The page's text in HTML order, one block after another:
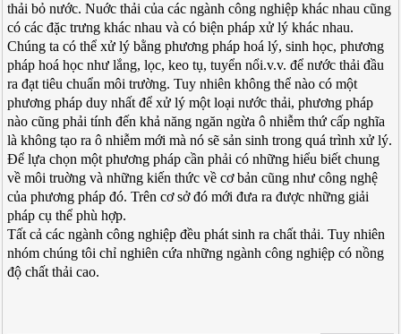
thải bỏ nước. Nuớc thải của các ngành công nghiệp khác nhau cũng
có các đặc trưng khác nhau và có biện pháp xử lý khác nhau.
Chúng ta có thể xử lý bằng phương pháp hoá lý, sinh học, phương
pháp hoá học như lắng, lọc, keo tụ, tuyển nổi.v.v. để nước thải đầu
ra đạt tiêu chuẩn môi trường. Tuy nhiên không thể nào có một
phương pháp duy nhất để xử lý một loại nước thải, phương pháp
nào cũng phải tính đến khả năng ngăn ngừa ô nhiễm thứ cấp nghĩa
là không tạo ra ô nhiễm mới mà nó sẽ sản sinh trong quá trình xử lý.
Để lựa chọn một phương pháp cần phải có những hiểu biết chung
về môi truờng và những kiến thức về cơ bản cũng như công nghệ
của phương pháp đó. Trên cơ sở đó mới đưa ra được những giải
pháp cụ thể phù hợp.
Tất cả các ngành công nghiệp đều phát sinh ra chất thải. Tuy nhiên
nhóm chúng tôi chỉ nghiên cứa những ngành công nghiệp có nồng
độ chất thải cao.